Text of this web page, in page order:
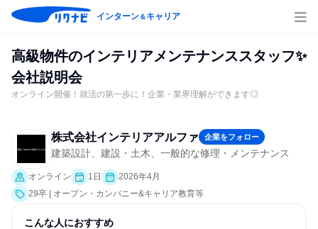
インターン＆キャリア
高級物件のインテリアメンテナンススタッフ✨
会社説明会
オンライン開催！就活の第一歩に！企業・業界理解ができます◎
株式会社インテリアアルファ 企業をフォロー
建築設計、建設・土木、一般的な修理・メンテナンス
オンライン 1日
2026年4月
29卒 | オープン・カンパニー&キャリア教育等
こんな人におすすめ